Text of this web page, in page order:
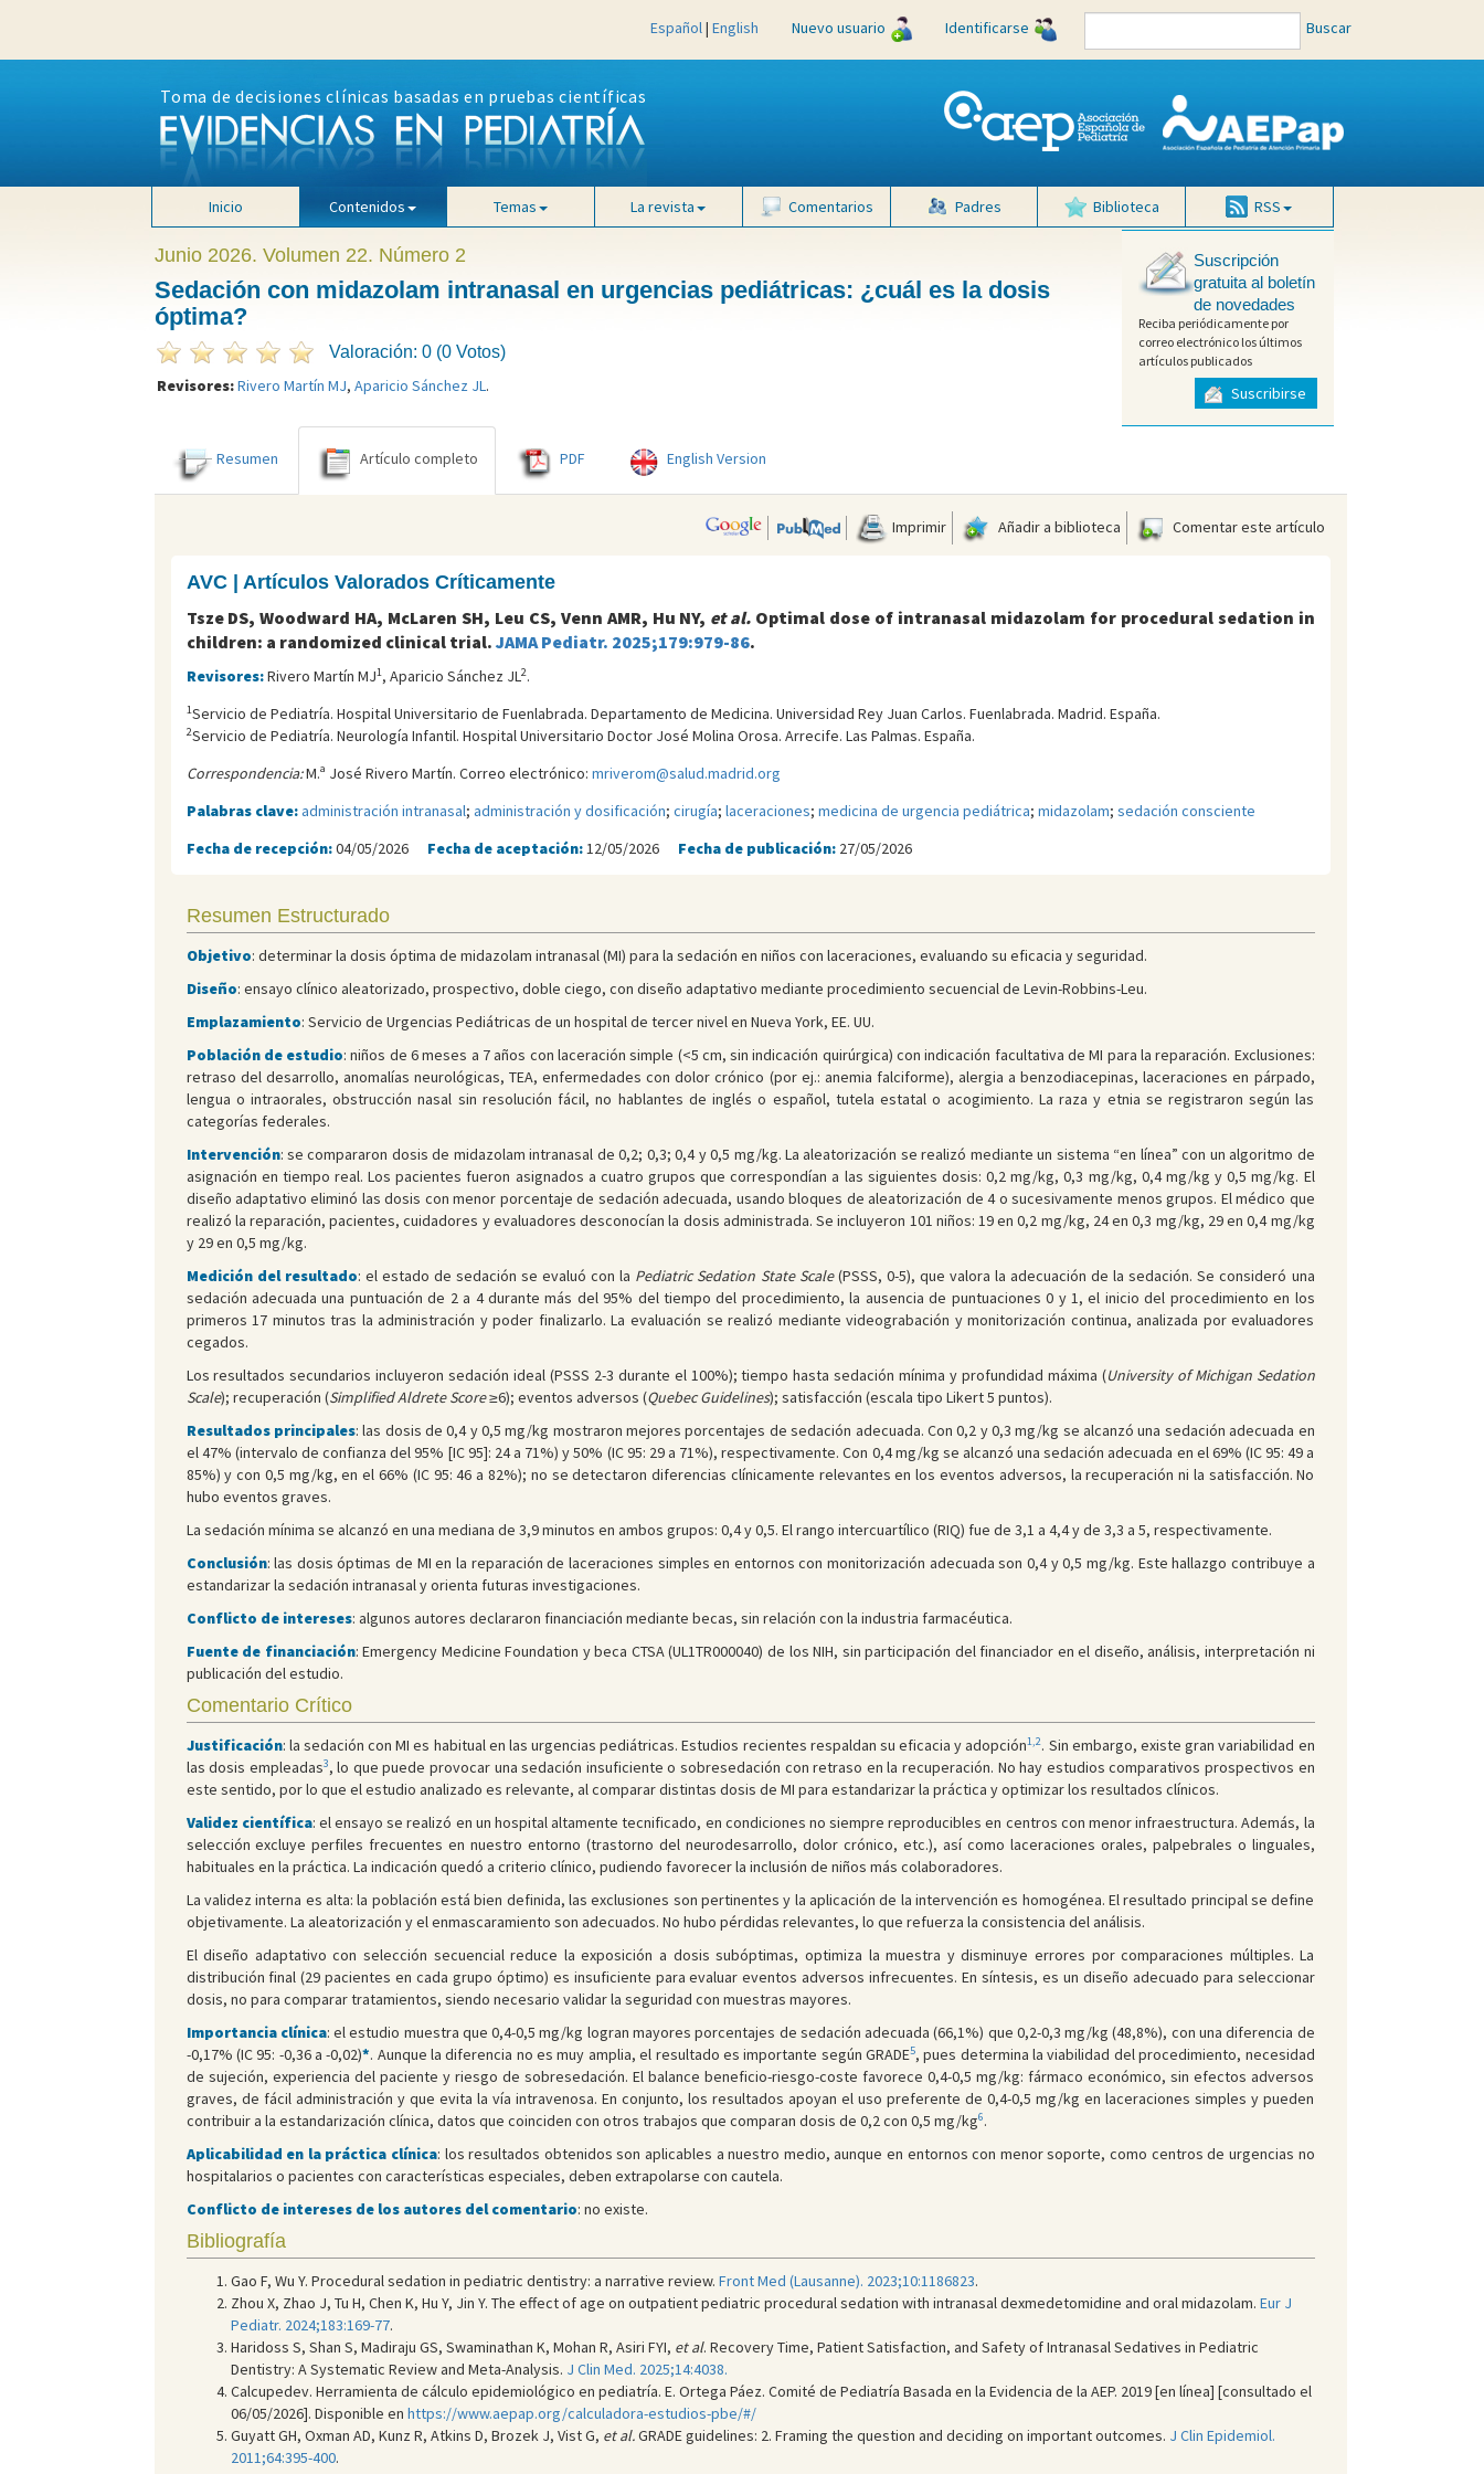
Español| English Nuevo usuario Identificarse Buscar
Toma de decisiones clínicas basadas en pruebas científicas
Inicio Contenidos Temas La revista Comentarios Padres Biblioteca RSS
Junio 2026. Volumen 22. Número 2
Sedación con midazolam intranasal en urgencias pediátricas: ¿cuál es la dosis
óptima?
Valoración: 0 (0 Votos)
Revisores:Rivero Martín MJ, Aparicio Sánchez JL.
Suscripción
gratuita al boletín
de novedades
Reciba periódicamente por
correo electrónico los últimos
artículos publicados
Suscribirse
Resumen Artículo completo PDF English Version
Imprimir Añadir a biblioteca Comentar este artículo
AVC | Artículos Valorados Críticamente
Tsze DS, Woodward HA, McLaren SH, Leu CS, Venn AMR, Hu NY, et al. Optimal dose of intranasal midazolam for procedural sedation in
children: a randomized clinical trial. JAMA Pediatr. 2025;179:979-86.
Revisores:Rivero Martín MJ1, Aparicio Sánchez JL2.
1Servicio de Pediatría. Hospital Universitario de Fuenlabrada. Departamento de Medicina. Universidad Rey Juan Carlos. Fuenlabrada. Madrid. España.
2Servicio de Pediatría. Neurología Infantil. Hospital Universitario Doctor José Molina Orosa. Arrecife. Las Palmas. España.
Correspondencia:M.ª José Rivero Martín. Correo electrónico: mriverom@salud.madrid.org
Palabras clave:administración intranasal; administración y dosificación; cirugía; laceraciones; medicina de urgencia pediátrica; midazolam; sedación consciente
Fecha de recepción:04/05/2026 Fecha de aceptación:12/05/2026 Fecha de publicación: 27/05/2026
Resumen Estructurado
Objetivo: determinar la dosis óptima de midazolam intranasal (MI) para la sedación en niños con laceraciones, evaluando su eficacia y seguridad.
Diseño: ensayo clínico aleatorizado, prospectivo, doble ciego, con diseño adaptativo mediante procedimiento secuencial de Levin-Robbins-Leu.
Emplazamiento: Servicio de Urgencias Pediátricas de un hospital de tercer nivel en Nueva York, EE. UU.
Población de estudio: niños de 6 meses a 7 años con laceración simple (<5 cm, sin indicación quirúrgica) con indicación facultativa de MI para la reparación. Exclusiones:
retraso del desarrollo, anomalías neurológicas, TEA, enfermedades con dolor crónico (por ej.: anemia falciforme), alergia a benzodiacepinas, laceraciones en párpado,
lengua o intraorales, obstrucción nasal sin resolución fácil, no hablantes de inglés o español, tutela estatal o acogimiento. La raza y etnia se registraron según las
categorías federales.
Intervención: se compararon dosis de midazolam intranasal de 0,2; 0,3; 0,4 y 0,5 mg/kg. La aleatorización se realizó mediante un sistema “en línea” con un algoritmo de
asignación en tiempo real. Los pacientes fueron asignados a cuatro grupos que correspondían a las siguientes dosis: 0,2 mg/kg, 0,3 mg/kg, 0,4 mg/kg y 0,5 mg/kg. El
diseño adaptativo eliminó las dosis con menor porcentaje de sedación adecuada, usando bloques de aleatorización de 4 o sucesivamente menos grupos. El médico que
realizó la reparación, pacientes, cuidadores y evaluadores desconocían la dosis administrada. Se incluyeron 101 niños: 19 en 0,2 mg/kg, 24 en 0,3 mg/kg, 29 en 0,4 mg/kg
y 29 en 0,5 mg/kg.
Medición del resultado: el estado de sedación se evaluó con la Pediatric Sedation State Scale(PSSS, 0-5), que valora la adecuación de la sedación. Se consideró una
sedación adecuada una puntuación de 2 a 4 durante más del 95% del tiempo del procedimiento, la ausencia de puntuaciones 0 y 1, el inicio del procedimiento en los
primeros 17 minutos tras la administración y poder finalizarlo. La evaluación se realizó mediante videograbación y monitorización continua, analizada por evaluadores
cegados.
Los resultados secundarios incluyeron sedación ideal (PSSS 2-3 durante el 100%); tiempo hasta sedación mínima y profundidad máxima (University of Michigan Sedation
Scale); recuperación (Simplified Aldrete Score≥6); eventos adversos (Quebec Guidelines); satisfacción (escala tipo Likert 5 puntos).
Resultados principales: las dosis de 0,4 y 0,5 mg/kg mostraron mejores porcentajes de sedación adecuada. Con 0,2 y 0,3 mg/kg se alcanzó una sedación adecuada en
el 47% (intervalo de confianza del 95% [IC 95]: 24 a 71%) y 50% (IC 95: 29 a 71%), respectivamente. Con 0,4 mg/kg se alcanzó una sedación adecuada en el 69% (IC 95: 49 a
85%) y con 0,5 mg/kg, en el 66% (IC 95: 46 a 82%); no se detectaron diferencias clínicamente relevantes en los eventos adversos, la recuperación ni la satisfacción. No
hubo eventos graves.
La sedación mínima se alcanzó en una mediana de 3,9 minutos en ambos grupos: 0,4 y 0,5. El rango intercuartílico (RIQ) fue de 3,1 a 4,4 y de 3,3 a 5, respectivamente.
Conclusión: las dosis óptimas de MI en la reparación de laceraciones simples en entornos con monitorización adecuada son 0,4 y 0,5 mg/kg. Este hallazgo contribuye a
estandarizar la sedación intranasal y orienta futuras investigaciones.
Conflicto de intereses: algunos autores declararon financiación mediante becas, sin relación con la industria farmacéutica.
Fuente de financiación: Emergency Medicine Foundation y beca CTSA (UL1TR000040) de los NIH, sin participación del financiador en el diseño, análisis, interpretación ni
publicación del estudio.
Comentario Crítico
Justificación: la sedación con MI es habitual en las urgencias pediátricas. Estudios recientes respaldan su eficacia y adopción1,2. Sin embargo, existe gran variabilidad en
las dosis empleadas3, lo que puede provocar una sedación insuficiente o sobresedación con retraso en la recuperación. No hay estudios comparativos prospectivos en
este sentido, por lo que el estudio analizado es relevante, al comparar distintas dosis de MI para estandarizar la práctica y optimizar los resultados clínicos.
Validez científica: el ensayo se realizó en un hospital altamente tecnificado, en condiciones no siempre reproducibles en centros con menor infraestructura. Además, la
selección excluye perfiles frecuentes en nuestro entorno (trastorno del neurodesarrollo, dolor crónico, etc.), así como laceraciones orales, palpebrales o linguales,
habituales en la práctica. La indicación quedó a criterio clínico, pudiendo favorecer la inclusión de niños más colaboradores.
La validez interna es alta: la población está bien definida, las exclusiones son pertinentes y la aplicación de la intervención es homogénea. El resultado principal se define
objetivamente. La aleatorización y el enmascaramiento son adecuados. No hubo pérdidas relevantes, lo que refuerza la consistencia del análisis.
El diseño adaptativo con selección secuencial reduce la exposición a dosis subóptimas, optimiza la muestra y disminuye errores por comparaciones múltiples. La
distribución final (29 pacientes en cada grupo óptimo) es insuficiente para evaluar eventos adversos infrecuentes. En síntesis, es un diseño adecuado para seleccionar
dosis, no para comparar tratamientos, siendo necesario validar la seguridad con muestras mayores.
Importancia clínica: el estudio muestra que 0,4-0,5 mg/kg logran mayores porcentajes de sedación adecuada (66,1%) que 0,2-0,3 mg/kg (48,8%), con una diferencia de
-0,17% (IC 95: -0,36 a -0,02)*. Aunque la diferencia no es muy amplia, el resultado es importante según GRADE5, pues determina la viabilidad del procedimiento, necesidad
de sujeción, experiencia del paciente y riesgo de sobresedación. El balance beneficio-riesgo-coste favorece 0,4-0,5 mg/kg: fármaco económico, sin efectos adversos
graves, de fácil administración y que evita la vía intravenosa. En conjunto, los resultados apoyan el uso preferente de 0,4-0,5 mg/kg en laceraciones simples y pueden
contribuir a la estandarización clínica, datos que coinciden con otros trabajos que comparan dosis de 0,2 con 0,5 mg/kg6.
Aplicabilidad en la práctica clínica: los resultados obtenidos son aplicables a nuestro medio, aunque en entornos con menor soporte, como centros de urgencias no
hospitalarios o pacientes con características especiales, deben extrapolarse con cautela.
Conflicto de intereses de los autores del comentario: no existe.
Bibliografía
Gao F, Wu Y. Procedural sedation in pediatric dentistry: a narrative review. Front Med (Lausanne). 2023;10:1186823.
Zhou X, Zhao J, Tu H, Chen K, Hu Y, Jin Y. The effect of age on outpatient pediatric procedural sedation with intranasal dexmedetomidine and oral midazolam. Eur J
Pediatr. 2024;183:169-77.
Haridoss S, Shan S, Madiraju GS, Swaminathan K, Mohan R, Asiri FYI, et al. Recovery Time, Patient Satisfaction, and Safety of Intranasal Sedatives in Pediatric
Dentistry: A Systematic Review and Meta-Analysis. J Clin Med. 2025;14:4038.
Calcupedev. Herramienta de cálculo epidemiológico en pediatría. E. Ortega Páez. Comité de Pediatría Basada en la Evidencia de la AEP. 2019 [en línea] [consultado el
06/05/2026]. Disponible en https://www.aepap.org/calculadora-estudios-pbe/#/
Guyatt GH, Oxman AD, Kunz R, Atkins D, Brozek J, Vist G, et al.GRADE guidelines: 2. Framing the question and deciding on important outcomes. J Clin Epidemiol.
2011;64:395-400.